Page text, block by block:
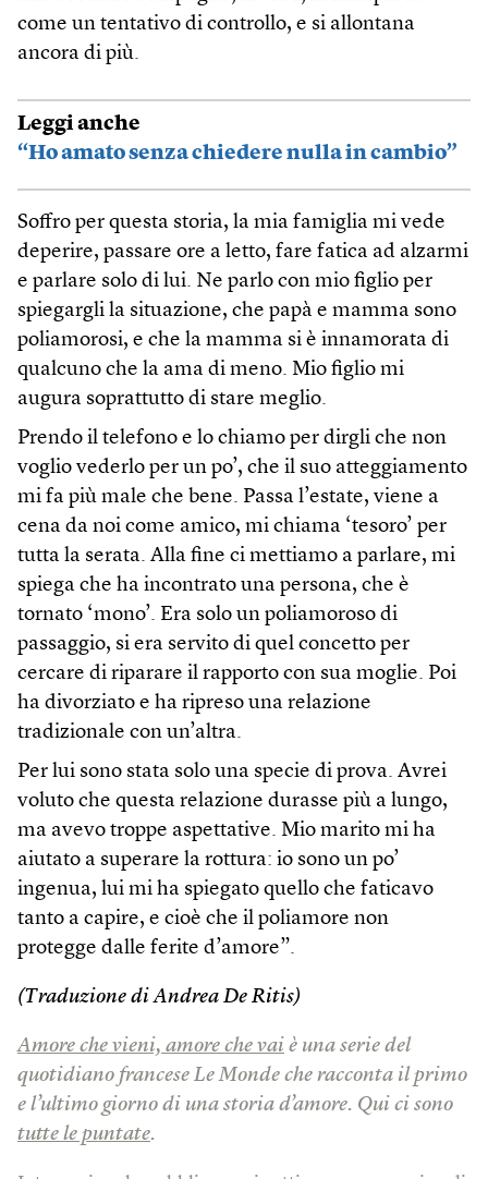
come un tentativo di controllo, e si allontana
ancora di più.
Leggi anche
“Ho amato senza chiedere nulla in cambio”
Soffro per questa storia, la mia famiglia mi vede
deperire, passare ore a letto, fare fatica ad alzarmi
e parlare solo di lui. Ne parlo con mio figlio per
spiegargli la situazione, che papà e mamma sono
poliamorosi, e che la mamma si è innamorata di
qualcuno che la ama di meno. Mio figlio mi
augura soprattutto di stare meglio.
Prendo il telefono e lo chiamo per dirgli che non
voglio vederlo per un po’, che il suo atteggiamento
mi fa più male che bene. Passa l’estate, viene a
cena da noi come amico, mi chiama ‘tesoro’ per
tutta la serata. Alla fine ci mettiamo a parlare, mi
spiega che ha incontrato una persona, che è
tornato ‘mono’. Era solo un poliamoroso di
passaggio, si era servito di quel concetto per
cercare di riparare il rapporto con sua moglie. Poi
ha divorziato e ha ripreso una relazione
tradizionale con un’altra.
Per lui sono stata solo una specie di prova. Avrei
voluto che questa relazione durasse più a lungo,
ma avevo troppe aspettative. Mio marito mi ha
aiutato a superare la rottura: io sono un po’
ingenua, lui mi ha spiegato quello che faticavo
tanto a capire, e cioè che il poliamore non
protegge dalle ferite d’amore”.
(Traduzione di Andrea De Ritis)
Amore che vieni, amore che vai è una serie del
quotidiano francese Le Monde che racconta il primo
e l’ultimo giorno di una storia d’amore. Qui ci sono
tutte le puntate.